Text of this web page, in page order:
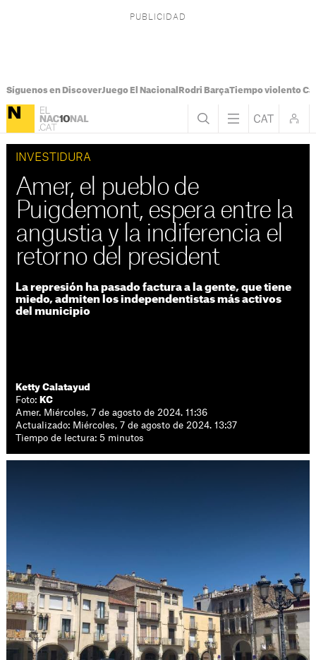
Síguenos en DiscoverJuego El Nacional Rodri BarçaTiempo violento
INVESTIDURA
Amer, el pueblo de
Puigdemont, espera entre la
angustia y la indiferencia el
retorno del president
La represión ha pasado factura a la gente, que tiene
miedo, admiten los independentistas más activos
del municipio
Ketty Calatayud
Foto: KC
Amer. Miércoles, 7 de agosto de 2024. 11:36
Actualizado: Miércoles, 7 de agosto de 2024. 13:37
Tiempo de lectura: 5 minutos